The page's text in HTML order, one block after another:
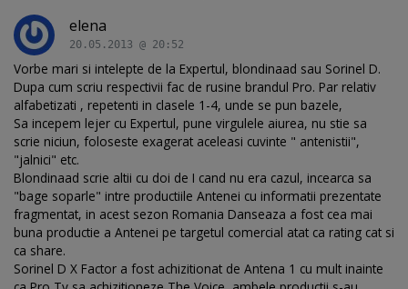
elena
20.05.2013 @ 20:52
Vorbe mari si intelepte de la Expertul, blondinaad sau Sorinel D.
Dupa cum scriu respectivii fac de rusine brandul Pro. Par relativ
alfabetizati , repetenti in clasele 1-4, unde se pun bazele,
Sa incepem lejer cu Expertul, pune virgulele aiurea, nu stie sa
scrie niciun, foloseste exagerat aceleasi cuvinte " antenistii",
"jalnici" etc.
Blondinaad scrie altii cu doi de I cand nu era cazul, incearca sa
"bage soparle" intre productiile Antenei cu informatii prezentate
fragmentat, in acest sezon Romania Danseaza a fost cea mai
buna productie a Antenei pe targetul comercial atat ca rating cat si
ca share.
Sorinel D X Factor a fost achizitionat de Antena 1 cu mult inainte